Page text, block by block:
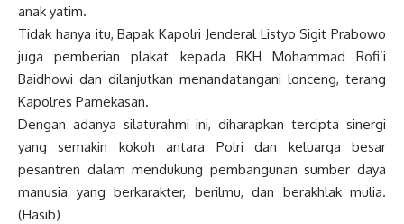
anak yatim.
Tidak hanya itu, Bapak Kapolri Jenderal Listyo Sigit Prabowo
juga pemberian plakat kepada RKH Mohammad Rofi’i
Baidhowi dan dilanjutkan menandatangani lonceng, terang
Kapolres Pamekasan.
Dengan adanya silaturahmi ini, diharapkan tercipta sinergi
yang semakin kokoh antara Polri dan keluarga besar
pesantren dalam mendukung pembangunan sumber daya
manusia yang berkarakter, berilmu, dan berakhlak mulia.
(Hasib)